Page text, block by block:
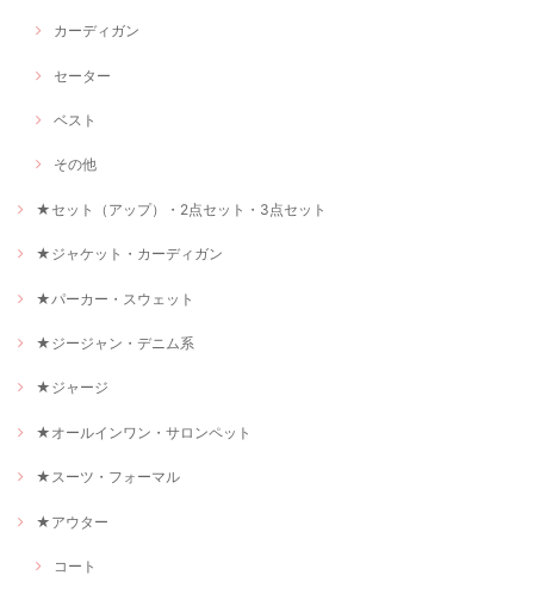
カーディガン
セーター
ベスト
その他
★セット（アップ）・2点セット・3点セット
★ジャケット・カーディガン
★パーカー・スウェット
★ジージャン・デニム系
★ジャージ
★オールインワン・サロンペット
★スーツ・フォーマル
★アウター
コート